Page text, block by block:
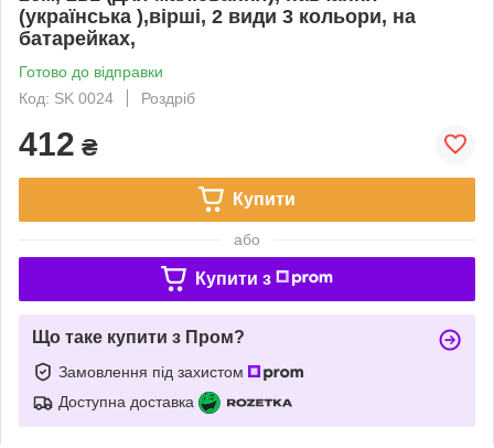
(українська ),вірші, 2 види 3 кольори, на
батарейках,
Готово до відправки
Код: SK 0024
Роздріб
412 ₴
Купити
або
Купити з
Що таке купити з Пром?
Замовлення під захистом
Доступна доставка